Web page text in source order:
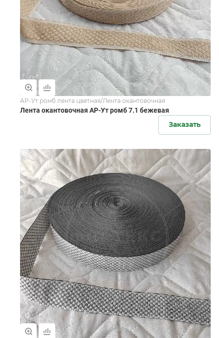
АР-Ут ромб лента цветная/Лента окантовочная
Лента окантовочная АР-Ут ромб 7.1 бежевая
Заказать